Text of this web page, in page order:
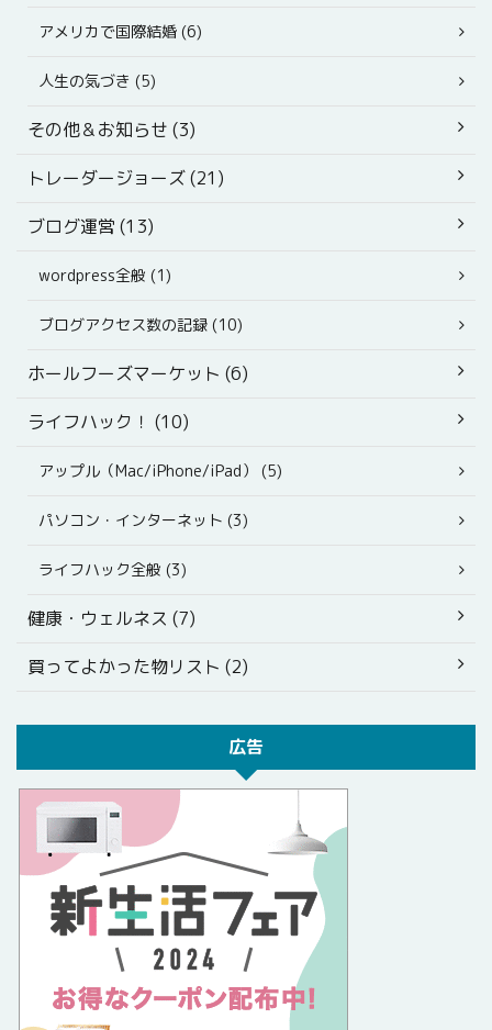
アメリカで国際結婚 (6)
人生の気づき (5)
その他＆お知らせ (3)
トレーダージョーズ (21)
ブログ運営 (13)
wordpress全般 (1)
ブログアクセス数の記録 (10)
ホールフーズマーケット (6)
ライフハック！ (10)
アップル（Mac/iPhone/iPad） (5)
パソコン・インターネット (3)
ライフハック全般 (3)
健康・ウェルネス (7)
買ってよかった物リスト (2)
広告